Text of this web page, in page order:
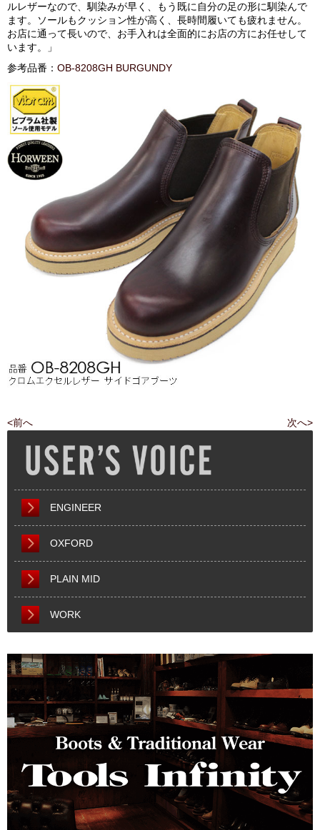
ルレザーなので、馴染みが早く、もう既に自分の足の形に馴染んで
ます。ソールもクッション性が高く、長時間履いても疲れません。
お店に通って長いので、お手入れは全面的にお店の方にお任せして
います。」
参考品番： OB-8208GH BURGUNDY
<前へ 次へ>
ENGINEER
OXFORD
PLAIN MID
WORK